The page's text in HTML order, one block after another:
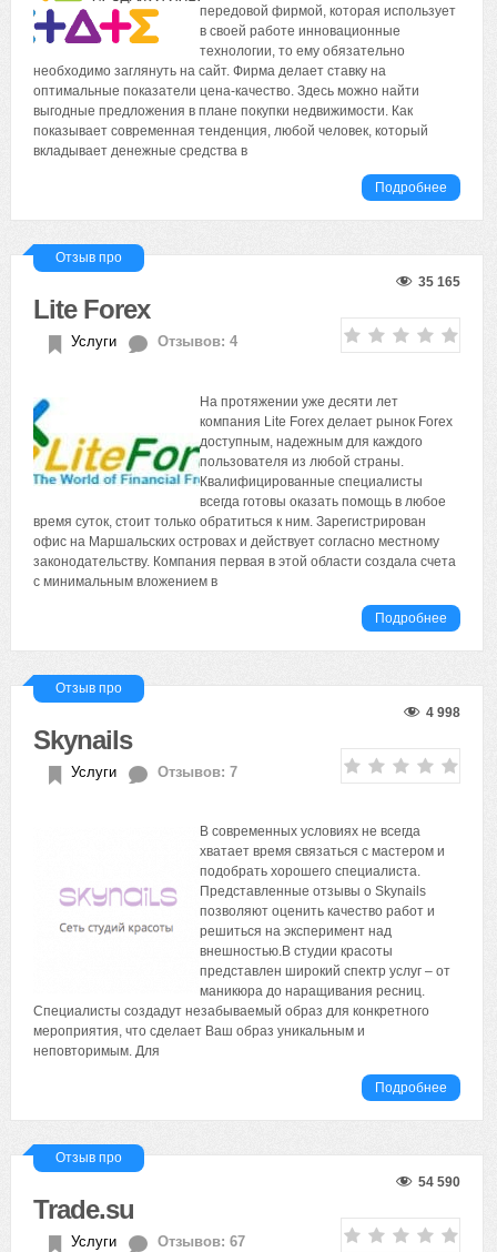
передовой фирмой, которая использует
в своей работе инновационные
технологии, то ему обязательно
необходимо заглянуть на сайт. Фирма делает ставку на
оптимальные показатели цена-качество. Здесь можно найти
выгодные предложения в плане покупки недвижимости. Как
показывает современная тенденция, любой человек, который
вкладывает денежные средства в
Подробнее
Отзыв про
35 165
Lite Forex
Услуги Отзывов: 4
На протяжении уже десяти лет
компания Lite Forex делает рынок Forex
доступным, надежным для каждого
пользователя из любой страны.
Квалифицированные специалисты
всегда готовы оказать помощь в любое
время суток, стоит только обратиться к ним. Зарегистрирован
офис на Маршальских островах и действует согласно местному
законодательству. Компания первая в этой области создала счета
с минимальным вложением в
Подробнее
Отзыв про
4 998
Skynails
Услуги Отзывов: 7
В современных условиях не всегда
хватает время связаться с мастером и
подобрать хорошего специалиста.
Представленные отзывы о Skynails
позволяют оценить качество работ и
решиться на эксперимент над
внешностью.В студии красоты
представлен широкий спектр услуг – от
маникюра до наращивания ресниц.
Специалисты создадут незабываемый образ для конкретного
мероприятия, что сделает Ваш образ уникальным и
неповторимым. Для
Подробнее
Отзыв про
54 590
Trade.su
Услуги Отзывов: 67